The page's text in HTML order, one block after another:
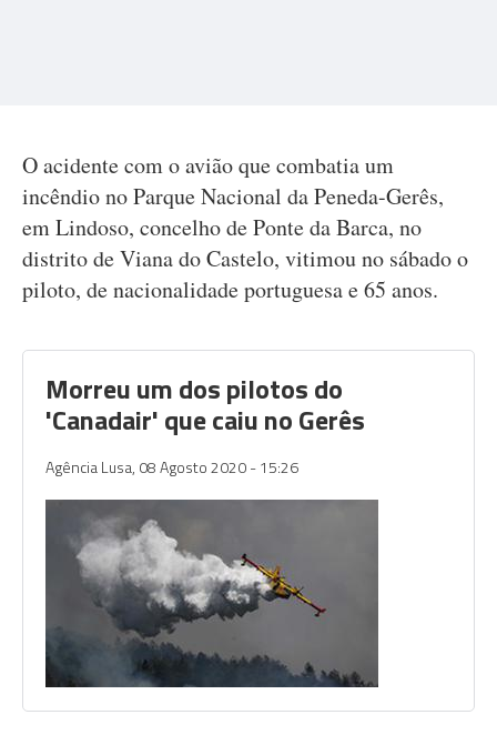
O acidente com o avião que combatia um
incêndio no Parque Nacional da Peneda-Gerês,
em Lindoso, concelho de Ponte da Barca, no
distrito de Viana do Castelo, vitimou no sábado o
piloto, de nacionalidade portuguesa e 65 anos.
Morreu um dos pilotos do
'Canadair' que caiu no Gerês
Agência Lusa, 08 Agosto 2020 - 15:26